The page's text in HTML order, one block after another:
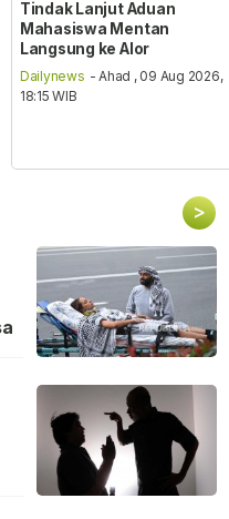
Tindak Lanjut Aduan
Mahasiswa Mentan
Langsung ke Alor
Dailynews - Ahad , 09 Aug 2026,
18:15 WIB
>